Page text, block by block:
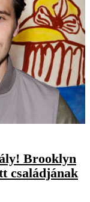
Brooklyn
családjának